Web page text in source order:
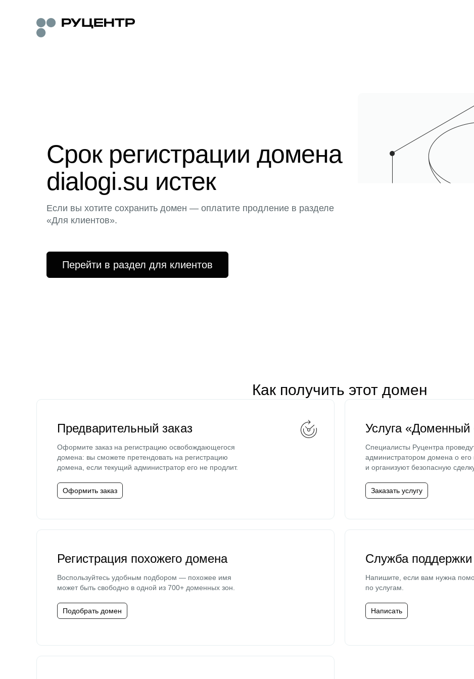
Срок регистрации домена
dialogi.su истек
Если вы хотите сохранить домен — оплатите продление в разделе
«Для клиентов».
Перейти в раздел для клиентов
Как получить этот домен
Предварительный заказ
Оформите заказ на регистрацию освобождающегося
домена: вы сможете претендовать на регистрацию
домена, если текущий администратор его не продлит.
Оформить заказ
Услуга «Доменный
Специалисты Руцентра
администратором домена о
и организуют безопасную
Заказать услугу
Регистрация похожего домена
Воспользуйтесь удобным подбором — похожее имя
может быть свободно в одной из 700+ доменных зон.
Подобрать домен
Служба поддержки
Напишите, если вам нужна
по услугам.
Написать